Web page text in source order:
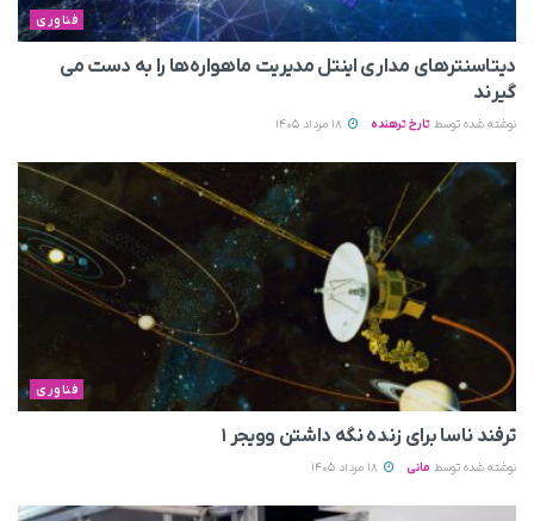
فناوری
دیتاسنترهای مداری اینتل مدیریت ماهواره‌ها را به دست می‌
گیرند
نوشته شده توسط تارخ ترهنده
فناوری
ترفند ناسا برای زنده نگه داشتن وویجر ۱
نوشته شده توسط مانی